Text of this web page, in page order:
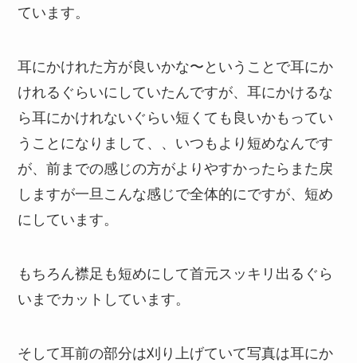
ています。
耳にかけれた方が良いかな〜ということで耳にか
けれるぐらいにしていたんですが、耳にかけるな
ら耳にかけれないぐらい短くても良いかもってい
うことになりまして、、いつもより短めなんです
が、前までの感じの方がよりやすかったらまた戻
しますが一旦こんな感じで全体的にですが、短め
にしています。
もちろん襟足も短めにして首元スッキリ出るぐら
いまでカットしています。
そして耳前の部分は刈り上げていて写真は耳にか